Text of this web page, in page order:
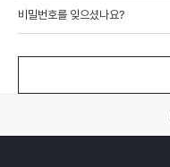
비밀번호를 잊으셨나요?